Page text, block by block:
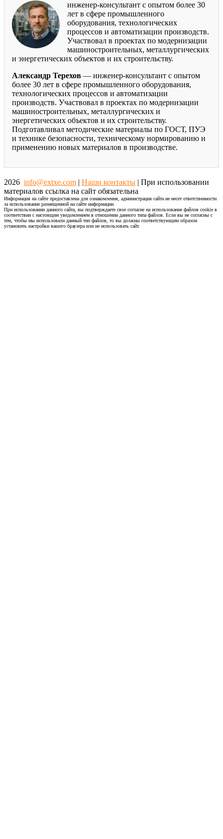
инженер-консультант с опытом более 30
лет в сфере промышленного
оборудования, технологических
процессов и автоматизации производств.
Участвовал в проектах по модернизации
машиностроительных, металлургических
и энергетических объектов и их строительству.
Александр Терехов — инженер-консультант с опытом
более 30 лет в сфере промышленного оборудования,
технологических процессов и автоматизации
производств. Участвовал в проектах по модернизации
машиностроительных, металлургических и
энергетических объектов и их строительству.
Подготавливал методические материалы по ГОСТ, ПУЭ
и технике безопасности, техническому нормированию и
применению новых материалов в производстве.
2026 info@extxe.com Наши контакты | При использовании
материалов ссылка на сайт обязательна
Информация на сайте предоставлена для ознакомления, администрация сайта не несет ответственности
за использование размещенной на сайте информации.
При использовании данного сайта, вы подтверждаете свое согласие на использование файлов cookie в
соответствии с настоящим уведомлением в отношении данного типа файлов. Если вы не согласны с
тем, чтобы мы использовали данный тип файлов, то вы должны соответствующим образом
установить настройки вашего браузера или не использовать сайт.